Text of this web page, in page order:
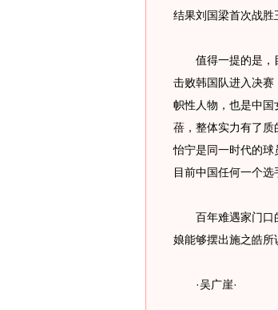
结果刘国梁首次战胜
值得一提的是，目
击败韩国队进入决
帜性人物，也是中
蓓，整体实力有了质
怡宁是同一时代的球
目前中国任何一个选
百年难遇家门口的
娘能够摆出施之皓所
·吴广崖·